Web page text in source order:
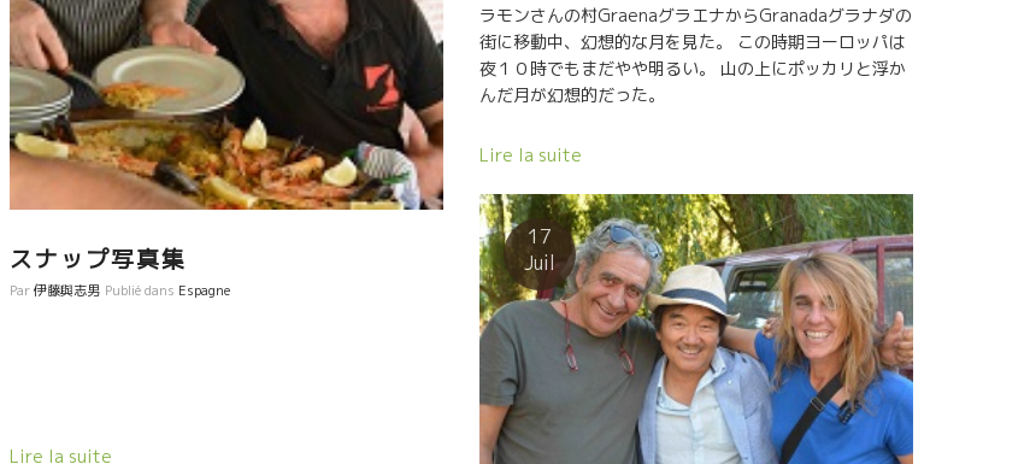
ラモンさんの村GraenaグラエナからGranadaグラナダの
街に移動中、幻想的な月を見た。 この時期ヨーロッパは
夜１０時でもまだやや明るい。 山の上にポッカリと浮か
んだ月が幻想的だった。
Lire la suite
スナップ写真集
Par伊藤與志男 Publié dans Espagne
Lire la suite
17
Juil